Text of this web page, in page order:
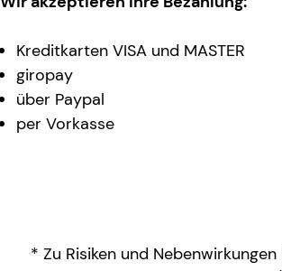
Kreditkarten VISA und MASTER
giropay
über Paypal
per Vorkasse
* Zu Risiken und Nebenwirkungen